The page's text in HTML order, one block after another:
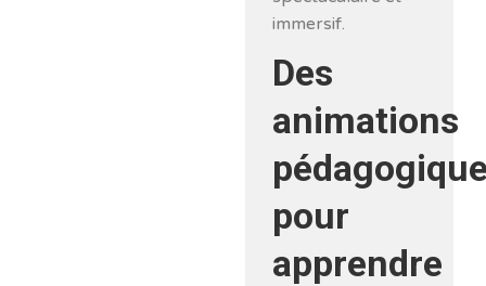
immersif.
Des
animations
pour
apprendre